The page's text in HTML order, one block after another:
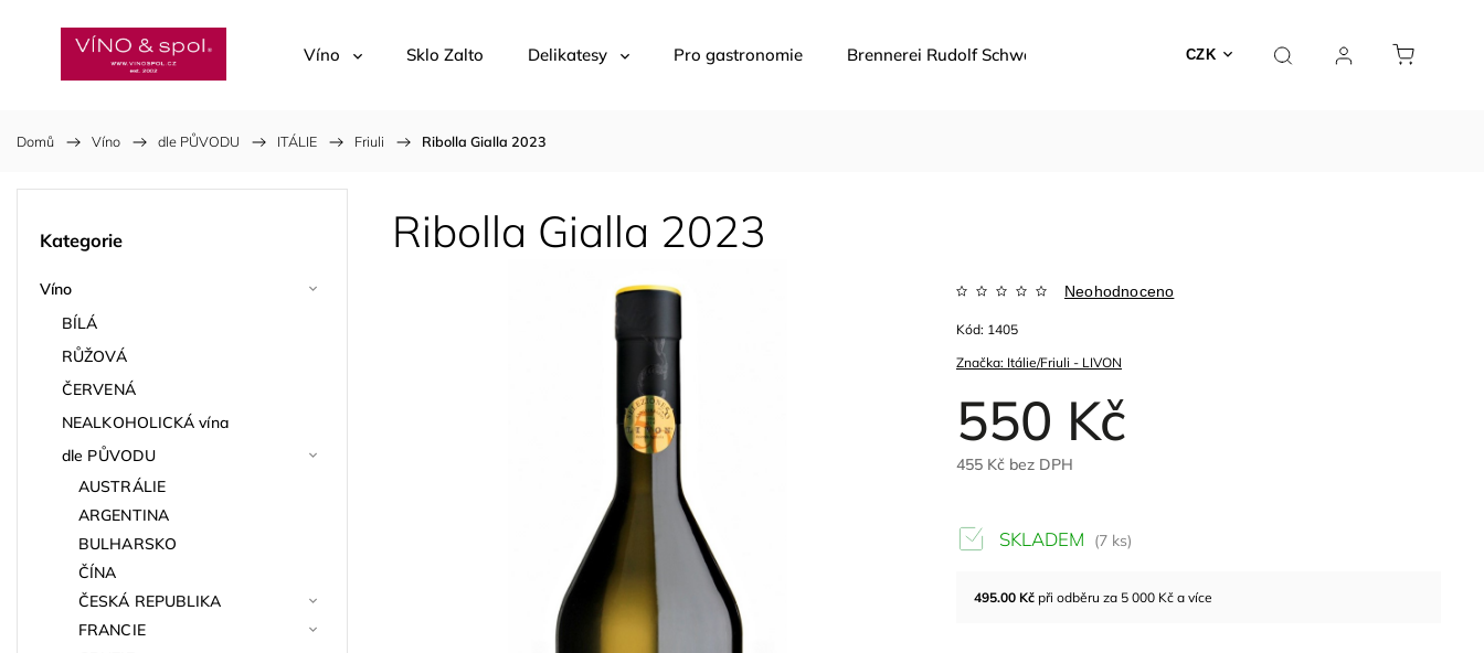
CZK
Víno Sklo Zalto Delikatesy Pro gastronomie Brennerei Rudolf Schwarzer Dárky a poukazy Kontakty
Domů / Víno / dle PŮVODU / ITÁLIE / Friuli / Ribolla Gialla 2023
Kategorie
Víno
BÍLÁ
RŮŽOVÁ
ČERVENÁ
NEALKOHOLICKÁ vína
dle PŮVODU
AUSTRÁLIE
ARGENTINA
BULHARSKO
ČÍNA
ČESKÁ REPUBLIKA
FRANCIE
Ribolla Gialla 2023
Značka: Itálie/Friuli - LIVON
Neohodnoceno
495.00 Kč při odběru za 5 000 Kč a více
550 Kč
455 Kč bez DPH
Kód: 1405
SKLADEM (7 ks)